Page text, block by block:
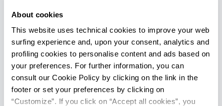
About cookies
This website uses technical cookies to improve your web
surfing experience and, upon your consent, analytics and
profiling cookies to personalise content and ads based on
your preferences. For further information, you can
consult our Cookie Policy by clicking on the link in the
footer or set your preferences by clicking on
“Customize”. If you click on “Accept all cookies”, you
THERMAE OASIS